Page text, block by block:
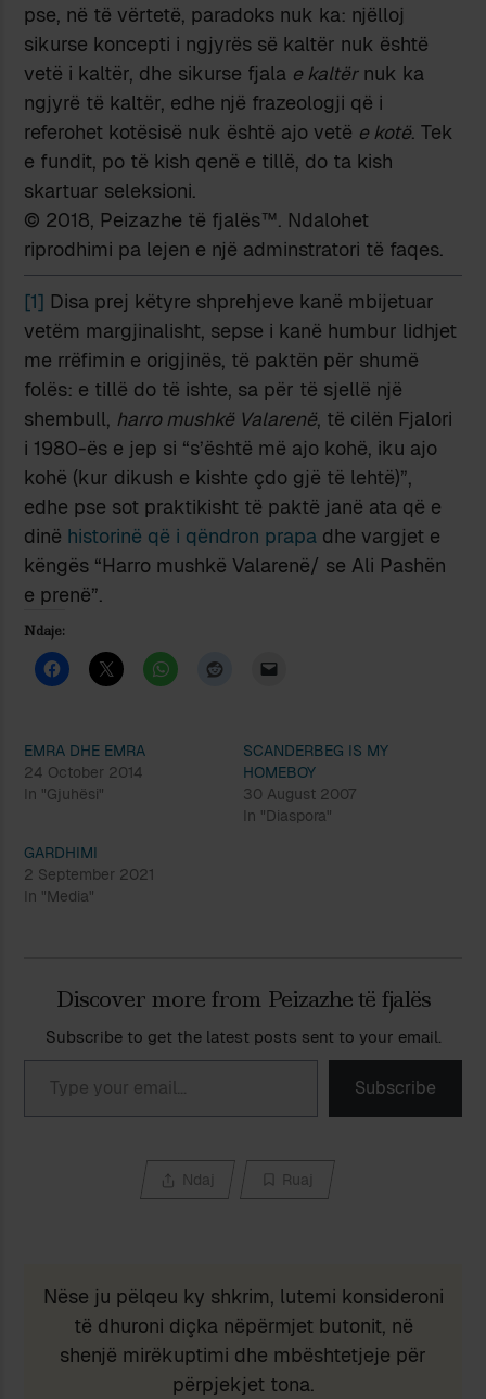
pse, në të vërtetë, paradoks nuk ka: njëlloj
sikurse koncepti i ngjyrës së kaltër nuk është
vetë i kaltër, dhe sikurse fjala e kaltërnuk ka
ngjyrë të kaltër, edhe një frazeologji që i
referohet kotësisë nuk është ajo vetë e kotë. Tek
e fundit, po të kish qenë e tillë, do ta kish
skartuar seleksioni.
© 2018, Peizazhe të fjalës™. Ndalohet
riprodhimi pa lejen e një adminstratori të faqes.
[1] Disa prej këtyre shprehjeve kanë mbijetuar
vetëm margjinalisht, sepse i kanë humbur lidhjet
me rrëfimin e origjinës, të paktën për shumë
folës: e tillë do të ishte, sa për të sjellë një
shembull, harro mushkë Valarenë, të cilën Fjalori
i 1980-ës e jep si “s’është më ajo kohë, iku ajo
kohë (kur dikush e kishte çdo gjë të lehtë)”,
edhe pse sot praktikisht të paktë janë ata që e
dinë historinë që i qëndron prapa dhe vargjet e
këngës “Harro mushkë Valarenë/ se Ali Pashën
e prenë”.
Ndaje:
EMRA DHE EMRA
24 October 2014
In "Gjuhësi"
SCANDERBEG IS MY
HOMEBOY
30 August 2007
In "Diaspora"
GARDHIMI
2 September 2021
In "Media"
Discover more from Peizazhe të fjalës
Subscribe to get the latest posts sent to your email.
Type your email…
Subscribe
Ndaj Ruaj
Nëse ju pëlqeu ky shkrim, lutemi konsideroni
të dhuroni diçka nëpërmjet butonit, në
shenjë mirëkuptimi dhe mbështetjeje për
përpjekjet tona.